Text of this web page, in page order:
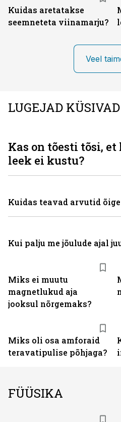
Kuidas aretatakse
seemneteta viinamarju?
Veel
LUGEJAD KÜSIVAD
Miks ei muutu
magnetlukud aja
jooksul nõrgemaks?
Miks oli osa amforaid
teravatipulise põhjaga?
Kas on tõesti tõsi,
leek ei kustu?
Kuidas teavad arvutid
Kui palju me jõulude ajal
FÜÜSIKA